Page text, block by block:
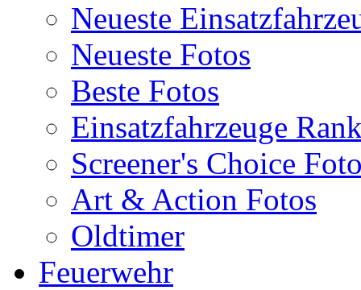
Neueste
Neueste Fotos
Beste Fotos
Einsatzfahrzeuge
Screener's Choice
Art & Action Fotos
Oldtimer
Feuerwehr